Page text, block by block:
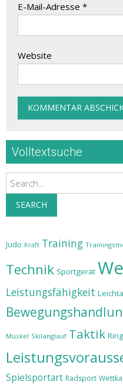
E-Mail-Adresse *
Website
Volltextsuche
Search
SEARCH
Judo Kraft Training
Technik Sportgerät
Leistungsfähigkeit
Muskel Skilanglauf Taktik
Spielsportart Radsport